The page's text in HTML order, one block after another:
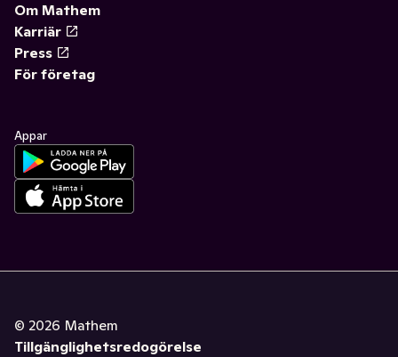
Om Mathem
Karriär
Press
För företag
Appar
© 2026 Mathem
Tillgänglighetsredogörelse